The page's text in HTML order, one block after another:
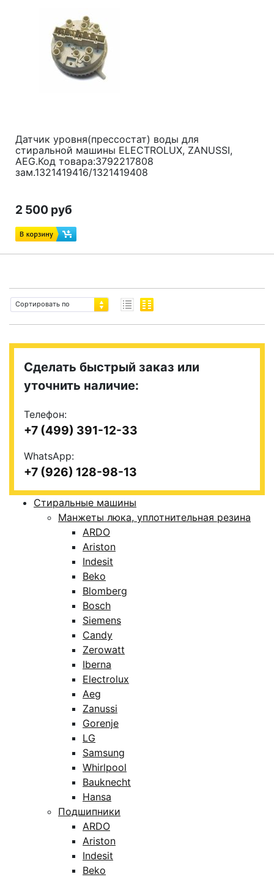
Датчик уровня(прессостат) воды для
стиральной машины ELECTROLUX, ZANUSSI,
AEG.Код товара:3792217808
зам.1321419416/1321419408
2 500 руб
Сортировать по
Сделать быстрый заказ или
уточнить наличие:
Телефон:
+7 (499) 391-12-33
WhatsApp:
+7 (926) 128-98-13
Стиральные машины
Манжеты люка, уплотнительная резина
ARDO
Ariston
Indesit
Beko
Blomberg
Bosch
Siemens
Candy
Zerowatt
Iberna
Electrolux
Aeg
Zanussi
Gorenje
LG
Samsung
Whirlpool
Bauknecht
Hansa
Подшипники
ARDO
Ariston
Indesit
Beko